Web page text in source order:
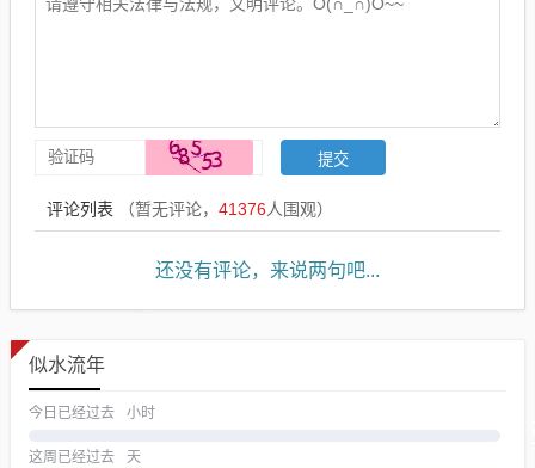
评论列表 （暂无评论， 41376人围观）
还没有评论，来说两句吧...
似水流年
今日已经过去 小时
这周已经过去 天